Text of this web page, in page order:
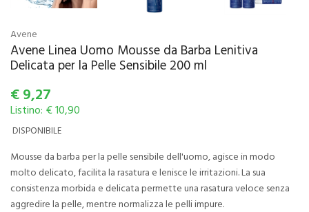
Avene
Avene Linea Uomo Mousse da Barba Lenitiva
Delicata per la Pelle Sensibile 200 ml
€9,27
Listino: € 10,90
DISPONIBILE
Mousse da barba per la pelle sensibile dell'uomo, agisce in modo
molto delicato, facilita la rasatura e lenisce le irritazioni. La sua
consistenza morbida e delicata permette una rasatura veloce senza
aggredire la pelle, mentre normalizza le pelli impure.